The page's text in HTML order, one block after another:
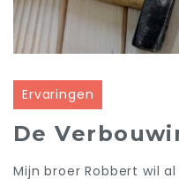
Ervaringen
De
Mijn broer Robbert wil